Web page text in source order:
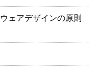
ェアデザインの原則